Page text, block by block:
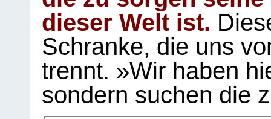
dieser Welt ist.
Schranke, die uns
trennt. »Wir haben
sondern suchen die